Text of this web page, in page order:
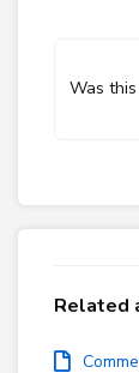
Was
Related